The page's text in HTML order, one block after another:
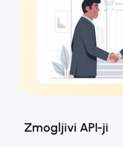
Zmogljivi API-ji